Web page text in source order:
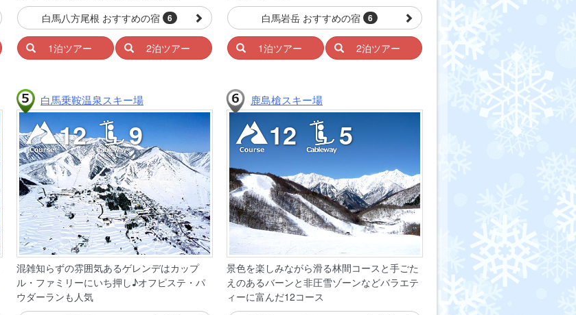
白馬八方尾根 おすすめの宿 6
1泊ツアー 2泊ツアー
白馬岩岳 おすすめの宿 6
1泊ツアー 2泊ツアー
白馬乗鞍温泉スキー場
12 9
混雑知らずの雰囲気あるゲレンデはカップ
ル・ファミリーにいち押し♪オフピステ・パ
ウダーランも人気
鹿島槍スキー場
12 5
景色を楽しみながら滑る林間コースと手ごた
えのあるバーンと非圧雪ゾーンなどバラエテ
ィーに富んだ12コース